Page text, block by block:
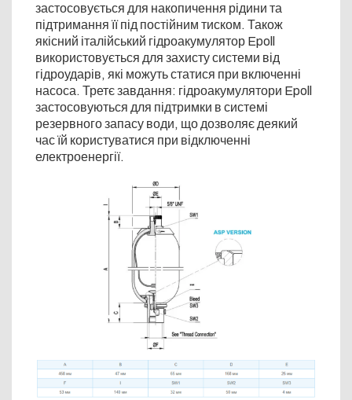
застосовується для накопичення рідини та
підтримання її під постійним тиском. Також
якісний італійський гідроакумулятор Epoll
використовується для захисту системи від
гідроударів, які можуть статися при включенні
насоса. Третє завдання: гідроакумулятори Epoll
застосовуються для підтримки в системі
резервного запасу води, що дозволяє деякий
час їй користуватися при відключенні
електроенергії.